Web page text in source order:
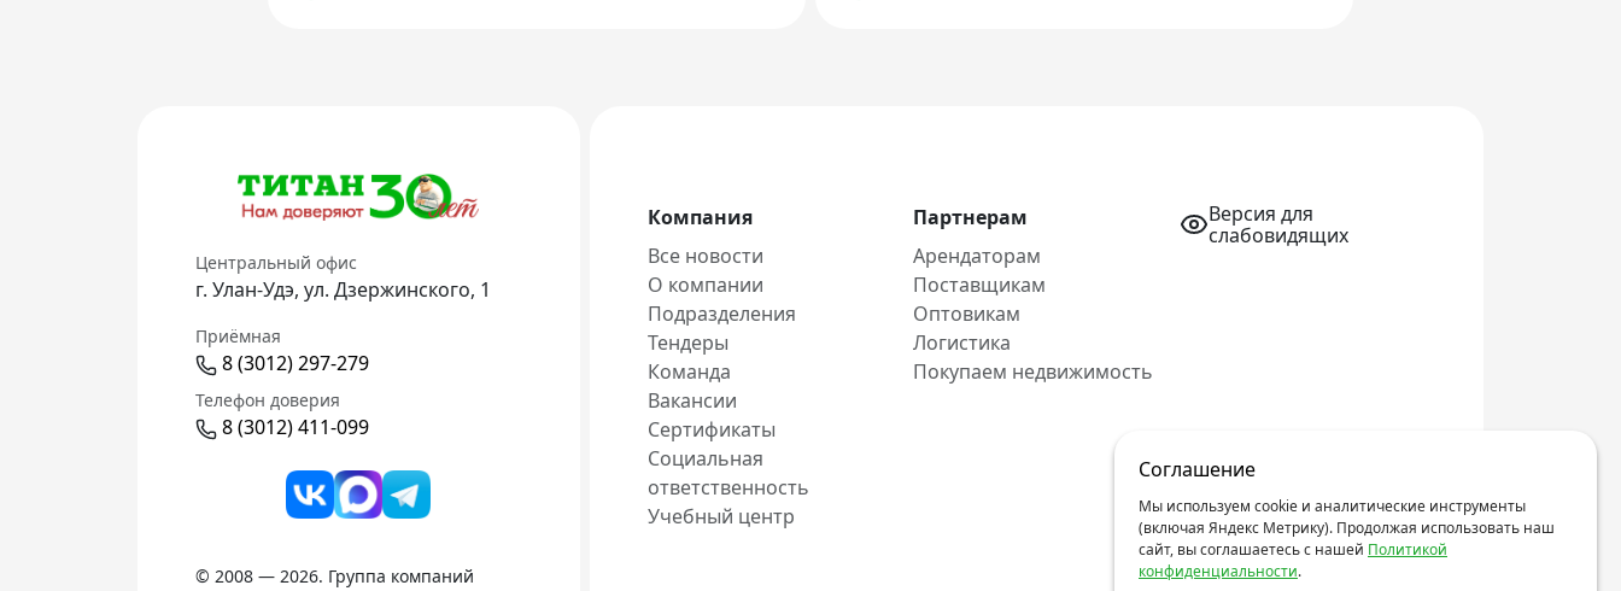
Соглашение
Мы используем cookie и аналитические инструменты
(включая Яндекс Метрику). Продолжая использовать наш
сайт, вы соглашаетесь с нашей Политикой
конфиденциальности.
Центральный офис
г. Улан-Удэ, ул. Дзержинского, 1
Приёмная
8 (3012) 297-279
Телефон доверия
8 (3012) 411-099
© 2008 — 2026. Группа компаний
Компания
Все новости
О компании
Подразделения
Тендеры
Команда
Вакансии
Сертификаты
Социальная
ответственность
Учебный центр
Партнерам
Арендаторам
Поставщикам
Оптовикам
Логистика
Покупаем недвижимость
Версия для
слабовидящих